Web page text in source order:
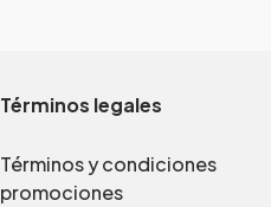
Términos legales
Términos y condiciones
promociones